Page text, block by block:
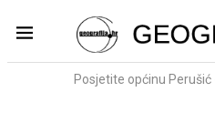
Posjetite općinu